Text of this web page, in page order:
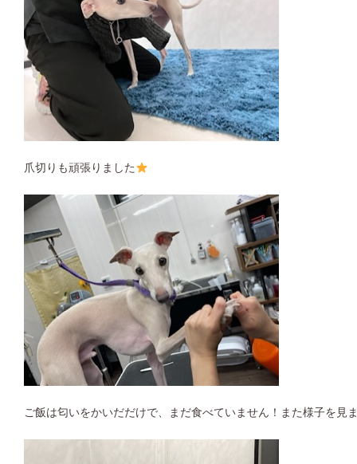
爪切りも頑張りました
ご飯は匂いをかいだだけで、まだ食べていません！また様子を見